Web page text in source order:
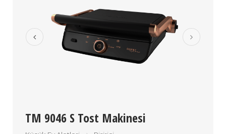
TM 9046 S Tost Makinesi